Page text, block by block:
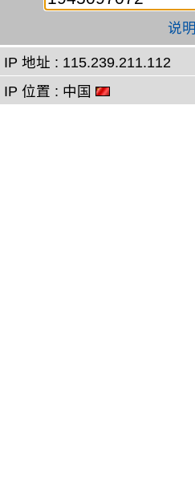
说明
IP 地址 : 115.239.211.112
IP 位置 : 中国